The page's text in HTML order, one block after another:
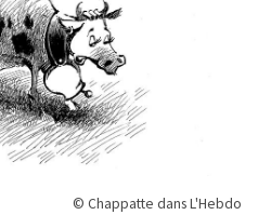
© Chappatte dans L'Hebdo